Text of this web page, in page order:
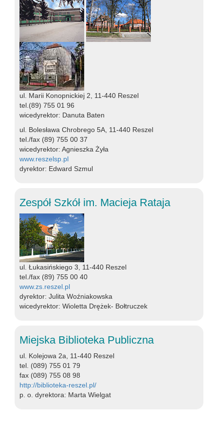
ul. Marii Konopnickiej 2, 11-440 Reszel
tel.(89) 755 01 96
wicedyrektor: Danuta Baten
ul. Bolesława Chrobrego 5A, 11-440 Reszel
tel./fax (89) 755 00 37
wicedyrektor: Agnieszka Żyła
www.reszelsp.pl
dyrektor: Edward Szmul
Zespół Szkół im. Macieja Rataja
ul. Łukasińskiego 3, 11-440 Reszel
tel./fax (89) 755 00 40
www.zs.reszel.pl
dyrektor: Julita Woźniakowska
wicedyrektor: Wioletta Drężek- Bołtruczek
Miejska Biblioteka Publiczna
ul. Kolejowa 2a, 11-440 Reszel
tel. (089) 755 01 79
fax (089) 755 08 98
http://biblioteka-reszel.pl/
p. o. dyrektora: Marta Wielgat